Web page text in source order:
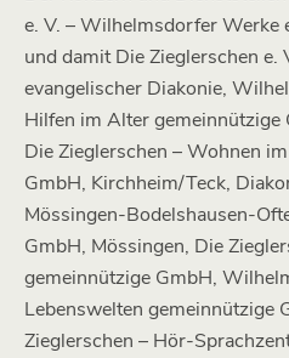
e. V. – Wilhelmsdorfer Werke
und damit Die Zieglerschen
evangelischer Diakonie,
Hilfen im Alter gemeinnützige
Die Zieglerschen – Wohnen
GmbH, Kirchheim/Teck,
Mössingen-Bodelshausen-
GmbH, Mössingen, Die
gemeinnützige GmbH,
Lebenswelten gemeinnützige
Zieglerschen – Hör-